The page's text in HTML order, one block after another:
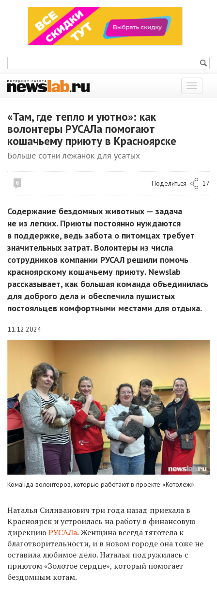
Показать
меню
«Там, где тепло и уютно»: как
волонтеры РУСАЛа помогают
кошачьему приюту в Красноярске
Больше сотни лежанок для усатых
6 Поделиться 17
Содержание бездомных животных — задача
не из легких. Приюты постоянно нуждаются
в поддержке, ведь забота о питомцах требует
значительных затрат. Волонтеры из числа
сотрудников компании РУСАЛ решили помочь
красноярскому кошачьему приюту. Newslab
рассказывает, как большая команда объединилась
для доброго дела и обеспечила пушистых
постояльцев комфортными местами для отдыха.
11.12.2024
Команда волонтеров, которые работают в проекте «Котолеж»
Наталья Силиванович три года назад приехала в
Красноярск и устроилась на работу в финансовую
дирекцию РУСАЛа. Женщина всегда тяготела к
благотворительности, и в новом городе она тоже не
оставила любимое дело. Наталья подружилась с
приютом «Золотое сердце», который помогает
бездомным котам.